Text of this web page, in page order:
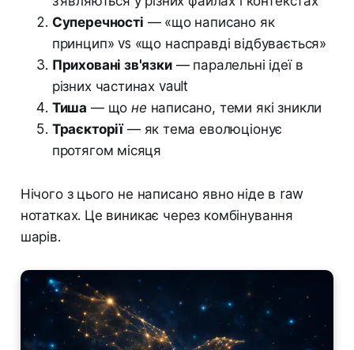
Суперечності — «що написано як
принцип» vs «що насправді відбувається»
Приховані зв'язки— паралельні ідеї в
різних частинах vault
Тиша — щоне написано, теми які зникли
Траєкторії— як тема еволюціонує
протягом місяця
Нічого з цього не написано явно ніде в raw
нотатках. Це виникає через комбінування
шарів.